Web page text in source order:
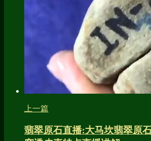
上一篇
翡翠原石直播:大马坎翡翠原